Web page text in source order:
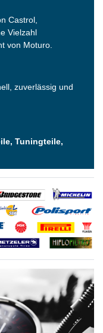
Castrol,
Vielzahl
von Moturo.
zuverlässig und
Tuningteile,